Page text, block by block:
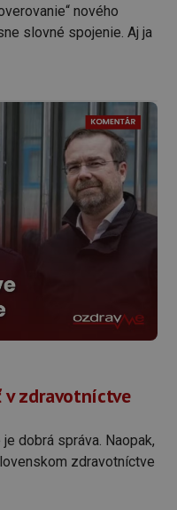
nového
slovné spojenie. Aj ja
v zdravotníctve
dobrá správa. Naopak,
zdravotníctve